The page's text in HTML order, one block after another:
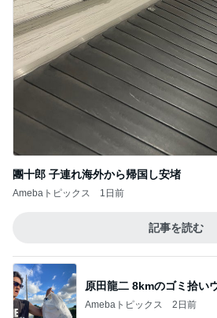
團十郎 子連れ海外から帰国し安堵
Amebaトピックス 1日前
記事を読む
原田龍二 8kmのゴミ拾い
Amebaトピックス 2日前